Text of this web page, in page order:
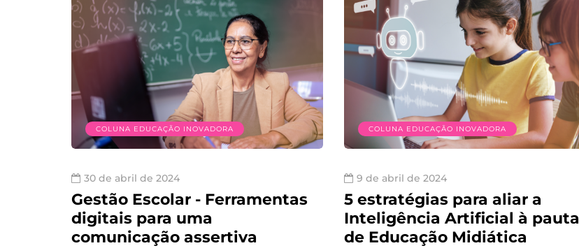
COLUNA EDUCAÇÃO INOVADORA
30 de abril de 2024
Gestão Escolar - Ferramentas
digitais para uma
comunicação assertiva
COLUNA EDUCAÇÃO INOVADORA
9 de abril de 2024
5 estratégias para aliar a
Inteligência Artificial à pauta
de Educação Midiática